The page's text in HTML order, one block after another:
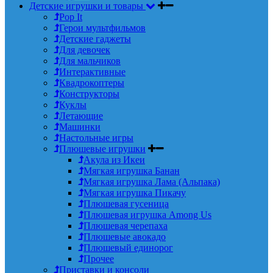
Детские игрушки и товары
Pop It
Герои мультфильмов
Детские гаджеты
Для девочек
Для мальчиков
Интерактивные
Квадрокоптеры
Конструкторы
Куклы
Летающие
Машинки
Настольные игры
Плюшевые игрушки
Акула из Икеи
Мягкая игрушка Банан
Мягкая игрушка Лама (Альпака)
Мягкая игрушка Пикачу
Плюшевая гусеница
Плюшевая игрушка Among Us
Плюшевая черепаха
Плюшевые авокадо
Плюшевый единорог
Прочее
Приставки и консоли